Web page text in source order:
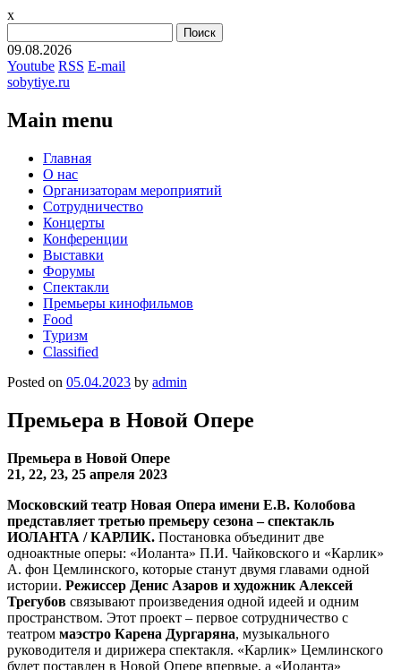
x
09.08.2026
Youtube RSS E-mail
sobytiye.ru
Main menu
Skip
content
Главная
О нас
Организаторам мероприятий
Сотрудничество
Концерты
Конференции
Выставки
Форумы
Спектакли
Премьеры кинофильмов
Food
Туризм
Сlassified
Posted on 05.04.2023 by admin
Премьера в Новой Опере
Премьера в Новой Опере
21, 22, 23, 25 апреля 2023
Московский театр Новая Опера имени Е.В. Колобова
представляет третью премьеру сезона – спектакль
ИОЛАНТА / КАРЛИК. Постановка объединит две
одноактные оперы: «Иоланта» П.И. Чайковского и «Карлик»
А. фон Цемлинского, которые станут двумя главами одной
истории. Режиссер Денис Азаров и художник Алексей
Трегубов связывают произведения одной идеей и одним
пространством. Этот проект – первое сотрудничество с
театром маэстро Карена Дургаряна, музыкального
руководителя и дирижера спектакля. «Карлик» Цемлинского
будет поставлен в Новой Опере впервые, а «Иоланта»